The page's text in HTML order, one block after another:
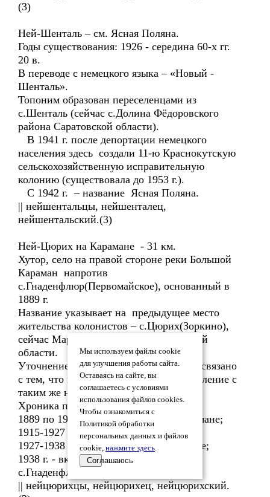
(3)
Ней-Шенталь – см. Ясная Поляна.
Годы существования: 1926 - середина 60-х гг.
20 в.
В переводе с немецкого языка – «Новый -
Шенталь».
Топоним образован переселенцами из
с.Шенталь (сейчас с.Долина Фёдоровского
района Саратовской области).
В 1941 г. после депортации немецкого
населения здесь создали 11-ю Краснокутскую
сельскохозяйственную исправительную
колонию (существовала до 1953 г.).
С 1942 г. – название Ясная Поляна.
|| нейшентальцы, нейшенталец,
нейшентальский.(3)
Ней-Цюрих на Карамане - 31 км.
Хутор, село на правой стороне реки Большой
Караман напротив
с.Гнаденфлюр(Первомайское), основанный в
1889 г.
Название указывает на предыдущее место
жительства колонистов – с.Цюрих(Зоркино),
сейчас Марксовский район Саратовской
области.
Уточнение месторасположения у реки связано
с тем, что недалеко располагалось поселение с
таким же названием, но на реке Миус.
Хроника переименований:
1889 по 1915 гг. – Ней-Цюрих на Карамане;
1915-1927 гг.– Ново-Зоркино;
1927-1938 гг. – Ней-Цюрих на Карамане;
1938 г. - включен в состав
с.Гнаденфлюр(с.Первомайское).
|| нейцюрихцы, нейцюрихец, нейцюрихский.
Мы используем файлы cookie
для улучшения работы сайта.
Оставаясь на сайте, вы
соглашаетесь с условиями
использования файлов cookies.
Чтобы ознакомиться с
Политикой обработки
персональных данных и файлов
cookie, нажмите здесь.
Соглашаюсь